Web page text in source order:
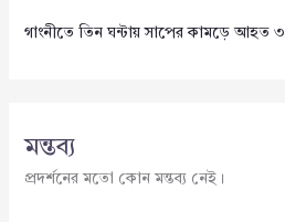
গাংনীতে তিন ঘন্টায় সাপের কামড়ে আহত ৩
মন্তব্য
প্রদর্শনের মতো কোন মন্তব্য নেই।